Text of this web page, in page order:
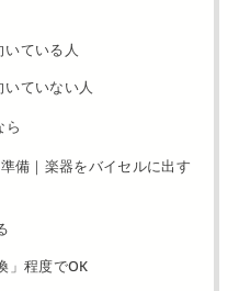
いている人
いていない人
ら
備｜楽器をバイセルに出す
」程度でOK